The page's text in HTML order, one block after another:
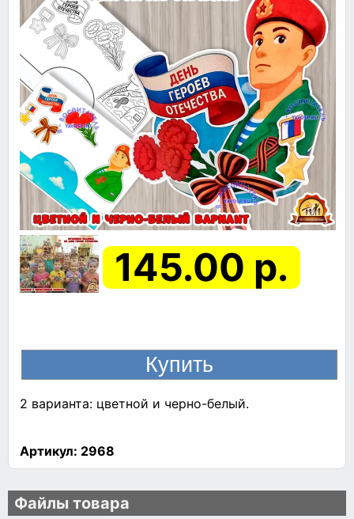
145.00 р.
2 варианта: цветной и черно-белый.
Артикул: 2968
Файлы товара